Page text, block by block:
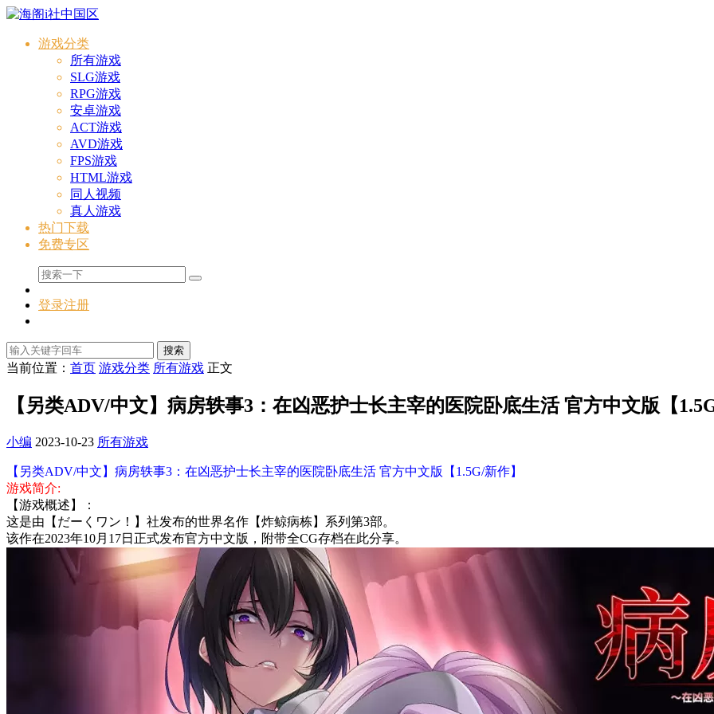
游戏分类
所有游戏
SLG游戏
RPG游戏
安卓游戏
ACT游戏
AVD游戏
FPS游戏
HTML游戏
同人视频
真人游戏
热门下载
免费专区
登录注册
搜索
当前位置： 首页 游戏分类 所有游戏 正文
【另类ADV/中文】病房轶事3：在凶恶护士长主宰的医院卧底生活 官方中文版【
小编 2023-10-23 所有游戏
【另类ADV/中文】病房轶事3：在凶恶护士长主宰的医院卧底生活 官方中文版【1.5G/新作】
游戏简介:
【游戏概述】：
这是由【だーくワン！】社发布的世界名作【炸鲸病栋】系列第3部。
该作在2023年10月17日正式发布官方中文版，附带全CG存档在此分享。